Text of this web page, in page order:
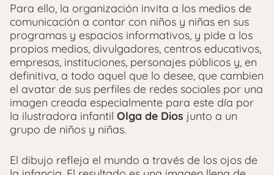
Para ello, la organización invita a los medios de
comunicación a contar con niños y niñas en sus
programas y espacios informativos, y pide a los
propios medios, divulgadores, centros educativos,
empresas, instituciones, personajes públicos y, en
definitiva, a todo aquel que lo desee, que cambien
el avatar de sus perfiles de redes sociales por una
imagen creada especialmente para este día por
la ilustradora infantil Olga de Dios junto a un
grupo de niños y niñas.
El dibujo refleja el mundo a través de los ojos de